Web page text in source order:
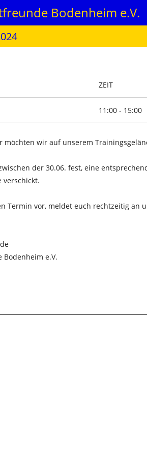
Bodenheim e.V.
ZEIT
11:00 - 15:00
möchten wir auf unserem
der 30.06. fest, eine
verschickt.
Termin vor, meldet euch rechtzeitig an
e.V.